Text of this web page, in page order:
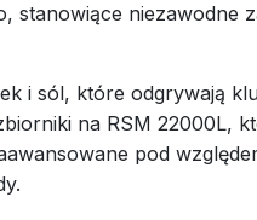
stanowiące niezawodne
i sól, które odgrywają
na RSM 22000L,
pod